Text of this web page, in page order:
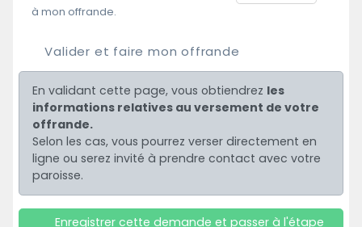
à mon offrande.
Valider et faire mon offrande
En validant cette page, vous obtiendrez les
informations relatives au versement de votre
offrande.
Selon les cas, vous pourrez verser directement en
ligne ou serez invité à prendre contact avec votre
paroisse.
Enregistrer cette demande et passer à l'étape